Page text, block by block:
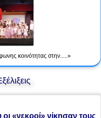
κοινότητας στην.....»
«νεκροί» νίκησαν τους